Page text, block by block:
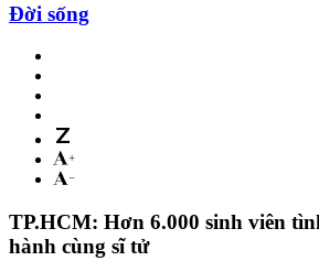
Đời sống
TP.HCM: Hơn 6.000 sinh viên
hành cùng sĩ tử